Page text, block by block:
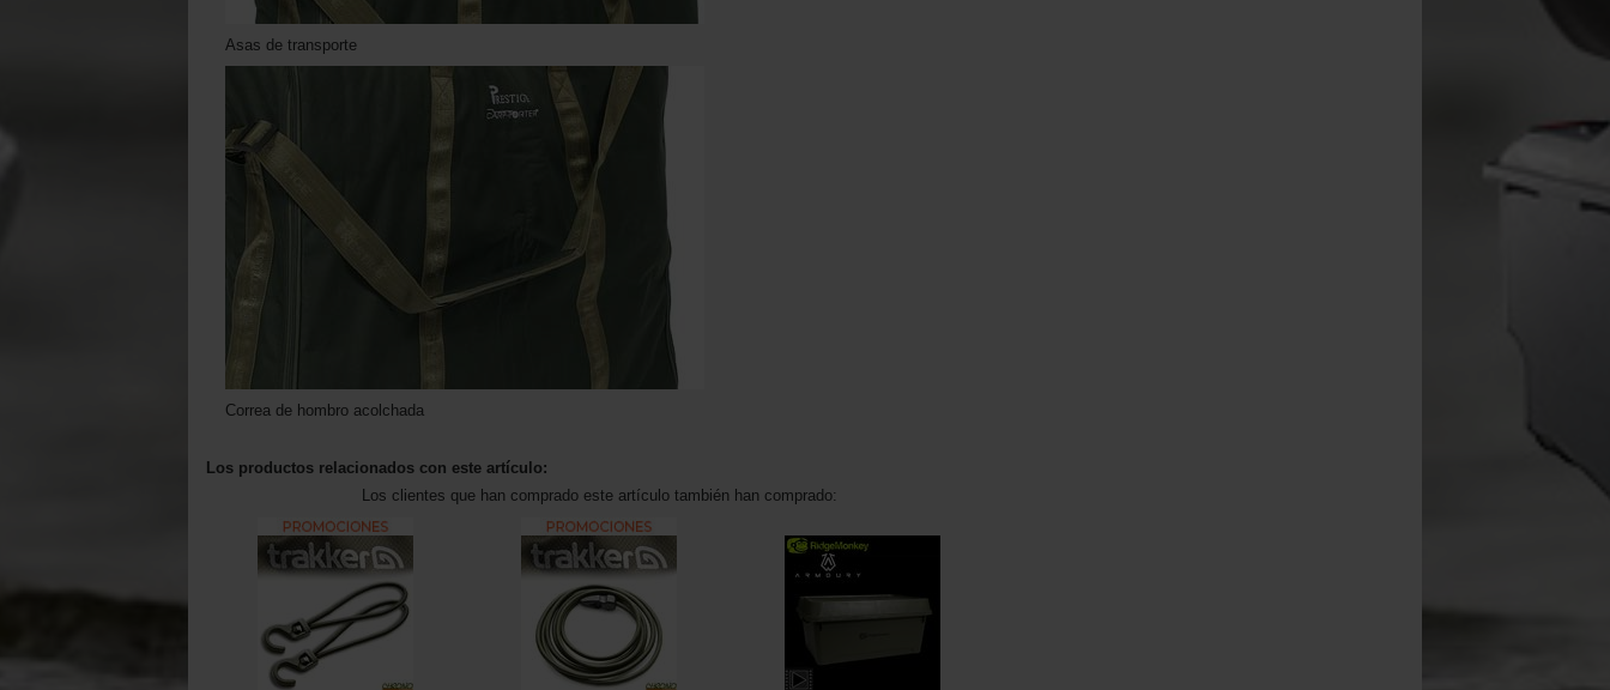
Asas de transporte
Correa de hombro acolchada
Los productos relacionados con este artículo:
Los clientes que han comprado este artículo también han comprado: